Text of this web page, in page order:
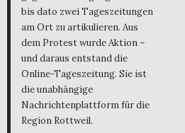
bis dato zwei Tageszeitungen
am Ort zu artikulieren. Aus
dem Protest wurde Aktion –
und daraus entstand die
Online-Tageszeitung. Sie ist
die unabhängige
Nachrichtenplattform für die
Region Rottweil.